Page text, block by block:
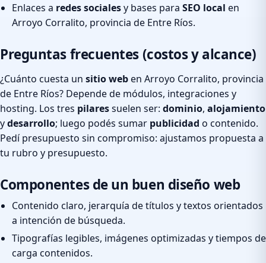
Enlaces a redes socialesy bases para SEO local en
Arroyo Corralito, provincia de Entre Ríos.
Preguntas frecuentes (costos y alcance)
¿Cuánto cuesta un sitio weben Arroyo Corralito, provincia
de Entre Ríos? Depende de módulos, integraciones y
hosting. Los tres pilaressuelen ser: dominio, alojamiento
ydesarrollo; luego podés sumar publicidad o contenido.
Pedí presupuesto sin compromiso: ajustamos propuesta a
tu rubro y presupuesto.
Componentes de un buen diseño web
Contenido claro, jerarquía de títulos y textos orientados
a intención de búsqueda.
Tipografías legibles, imágenes optimizadas y tiempos de
carga contenidos.